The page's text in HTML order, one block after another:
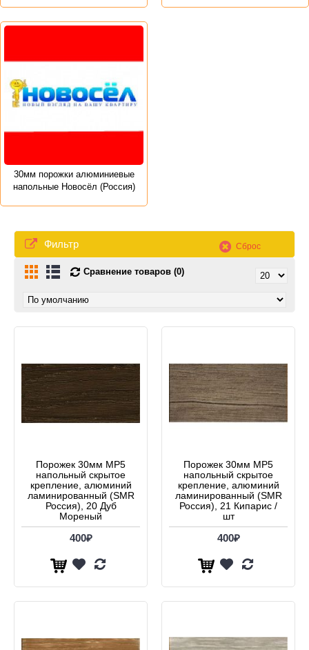
30мм порожки алюминиевые
напольные Новосёл (Россия)
Фильтр Сброс
Сравнение товаров (0)
Порожек 30мм МР5
напольный скрытое
крепление, алюминий
ламинированный (SMR
Россия), 20 Дуб
Мореный
400₽
Порожек 30мм МР5
напольный скрытое
крепление, алюминий
ламинированный (SMR
Россия), 21 Кипарис /
шт
400₽